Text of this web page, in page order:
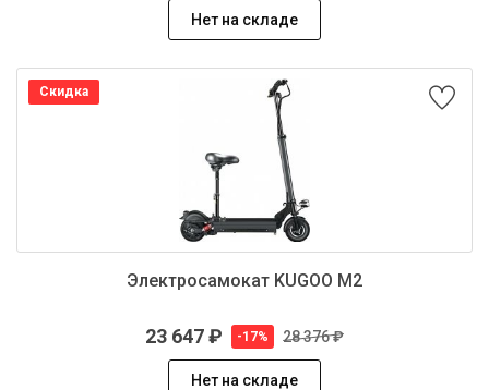
Нет на складе
Скидка
Электросамокат KUGOO M2
23 647 ₽ -17% 28 376 ₽
Нет на складе